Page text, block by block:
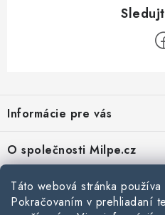
Táto webová stránka
Pokračovaním v prehliadaní
p
ä
t
Informácie pre vás
Reklamace a vrácení zboží
Zásady používania súborov cookie
Podmínky ochrany osobních údajů
O společnosti Milpe.cz
Často sa nás pýtate
Kontakty